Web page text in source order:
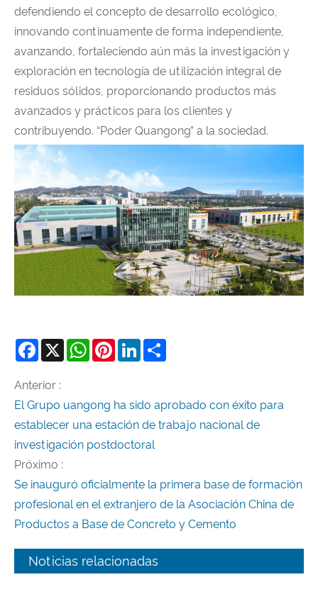
defendiendo el concepto de desarrollo ecológico,
innovando continuamente de forma independiente,
avanzando, fortaleciendo aún más la investigación y
exploración en tecnología de utilización integral de
residuos sólidos, proporcionando productos más
avanzados y prácticos para los clientes y
contribuyendo. “Poder Quangong” a la sociedad.
Facebook
X WhatsAppPinterestLinkedIn
Anterior :
El Grupo uangong ha sido aprobado con éxito para
establecer una estación de trabajo nacional de
investigación postdoctoral
Próximo :
Se inauguró oficialmente la primera base de formación
profesional en el extranjero de la Asociación China de
Productos a Base de Concreto y Cemento
Noticias relacionadas